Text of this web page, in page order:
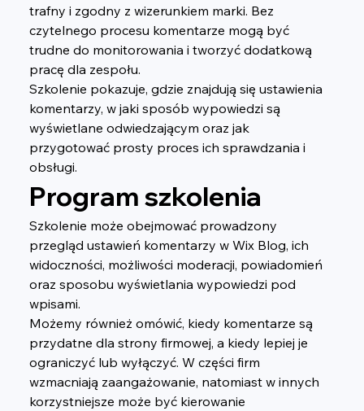
trafny i zgodny z wizerunkiem marki. Bez
czytelnego procesu komentarze mogą być
trudne do monitorowania i tworzyć dodatkową
pracę dla zespołu.
Szkolenie pokazuje, gdzie znajdują się ustawienia
komentarzy, w jaki sposób wypowiedzi są
wyświetlane odwiedzającym oraz jak
przygotować prosty proces ich sprawdzania i
obsługi.
Program szkolenia
Szkolenie może obejmować prowadzony
przegląd ustawień komentarzy w Wix Blog, ich
widoczności, możliwości moderacji, powiadomień
oraz sposobu wyświetlania wypowiedzi pod
wpisami.
Możemy również omówić, kiedy komentarze są
przydatne dla strony firmowej, a kiedy lepiej je
ograniczyć lub wyłączyć. W części firm
wzmacniają zaangażowanie, natomiast w innych
korzystniejsze może być kierowanie